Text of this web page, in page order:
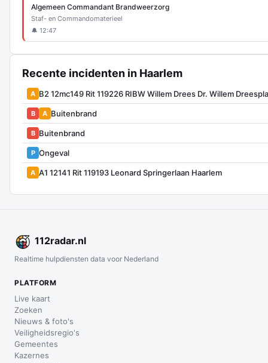
Algemeen Commandant Brandweerzorg
Staf- en Commandomaterieel
🔔 12:47
Recente incidenten in Haarlem
A B2 12mc149 Rit 119226 RIBW Willem Drees Dr. Willem
B A Buitenbrand
B Buitenbrand
P Ongeval
A A1 12141 Rit 119193 Leonard Springerlaan Haarlem
112radar.nl
Realtime hulpdiensten data voor Nederland
PLATFORM
Live kaart
Zoeken
Nieuws & foto's
Veiligheidsregio's
Gemeentes
Kazernes